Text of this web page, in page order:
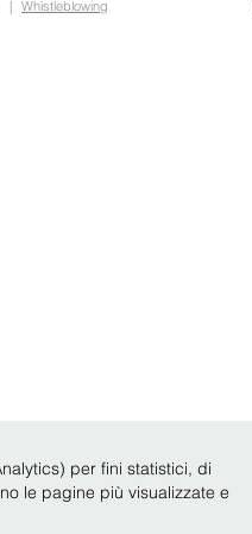
| Whistleblowing
per fini statistici, di
le pagine più visualizzate e